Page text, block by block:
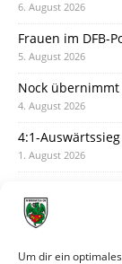
Um dir ein
6. August 2026
Frauen im DFB-
5. August 2026
Nock
4. August 2026
4:1-
1. August 2026
31. Juli 2026
30. Juli 2026